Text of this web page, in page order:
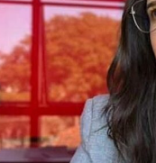
“WHAT
WOULD
I”,
DA
BEESIDE
RECORDS